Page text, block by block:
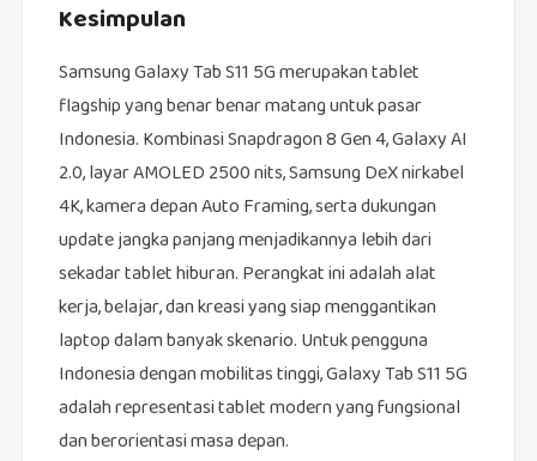
Kesimpulan
Samsung Galaxy Tab S11 5G merupakan tablet
flagship yang benar benar matang untuk pasar
Indonesia. Kombinasi Snapdragon 8 Gen 4, Galaxy AI
2.0, layar AMOLED 2500 nits, Samsung DeX nirkabel
4K, kamera depan Auto Framing, serta dukungan
update jangka panjang menjadikannya lebih dari
sekadar tablet hiburan. Perangkat ini adalah alat
kerja, belajar, dan kreasi yang siap menggantikan
laptop dalam banyak skenario. Untuk pengguna
Indonesia dengan mobilitas tinggi, Galaxy Tab S11 5G
adalah representasi tablet modern yang fungsional
dan berorientasi masa depan.